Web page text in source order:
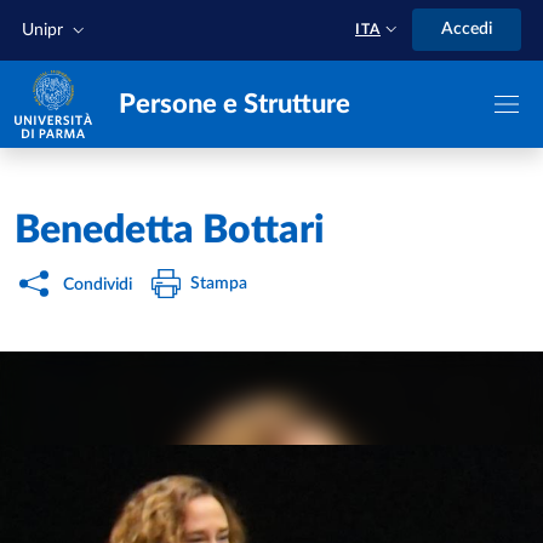
Unipr ITA Accedi
Persone e Strutture
Home /
Benedetta Bottari
Condividi Stampa